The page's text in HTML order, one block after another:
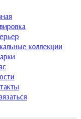
коллекции